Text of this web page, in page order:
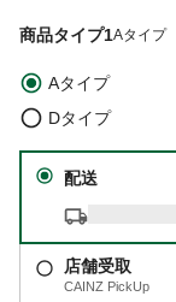
商品タイプ1Aタイプ
Aタイプ
Dタイプ
配送
店舗受取
CAINZ PickUp